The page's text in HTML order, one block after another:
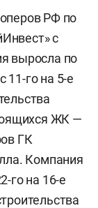
РФ по
с
выросла по
11-го на 5-е
ЖК —
ГК
Компания
го на 16-е